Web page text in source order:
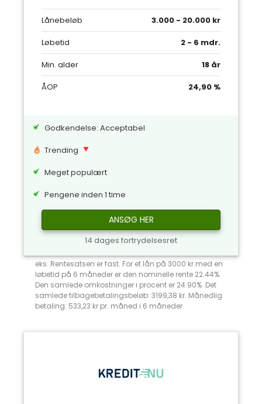
Lånebeløb
3.000 - 20.000 kr
Løbetid
2 - 6 mdr.
Min. alder
18 år
ÅOP
24,90 %
Godkendelse: Acceptabel
Trending
Meget populært
Pengene inden 1 time
ANSØG HER
14 dages fortrydelsesret
eks: Rentesatsen er fast. For et lån på 3000 kr med en
løbetid på 6 måneder er den nominelle rente 22.44%.
Den samlede omkostninger i procent er 24.90%. Det
samlede tilbagebetalingsbeløb: 3199,38 kr. Månedlig
betaling: 533,23 kr pr. måned i 6 måneder.